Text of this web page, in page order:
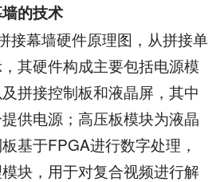
的技术
接幕墙硬件原理图，从拼接单
其硬件构成主要包括电源模
拼接控制板和液晶屏，其中
供电源；高压板模块为液晶
基于FPGA进行数字处理，
块，用于对复合视频进行解